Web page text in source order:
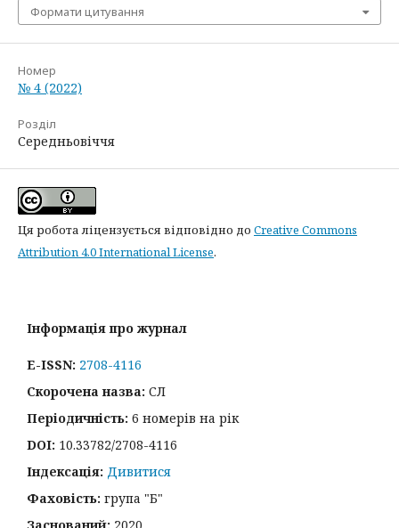
Формати цитування
Номер
№ 4 (2022)
Розділ
Середньовіччя
Ця робота ліцензується відповідно до Creative Commons
Attribution 4.0 International License.
Інформація про журнал
E-ISSN: 2708-4116
Скорочена назва: СЛ
Періодичність: 6 номерів на рік
DOI: 10.33782/2708-4116
Індексація: Дивитися
Фаховість: група "Б"
Заснований: 2020